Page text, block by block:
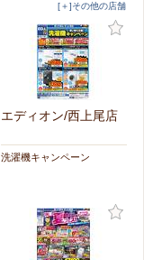
[＋]その他の店舗
エディオン/西上尾店
洗濯機キャンペーン